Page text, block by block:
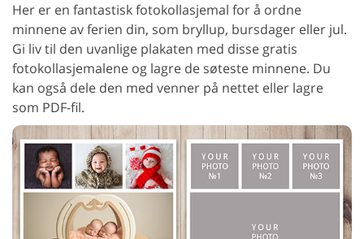
Her er en fantastisk fotokollasjemal for å ordne
minnene av ferien din, som bryllup, bursdager eller jul.
Gi liv til den uvanlige plakaten med disse gratis
fotokollasjemalene og lagre de søteste minnene. Du
kan også dele den med venner på nettet eller lagre
som PDF-fil.